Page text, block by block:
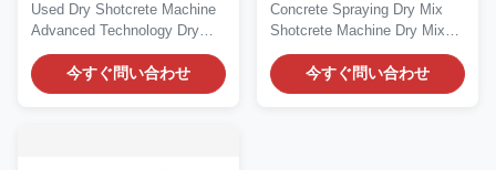
Used Dry Shotcrete Machine
Advanced Technology Dry
Shotcrete Machine...
今すぐ問い合わせ
Concrete Spraying Dry Mix
Shotcrete Machine Dry Mix
Shotcrete...
今すぐ問い合わせ